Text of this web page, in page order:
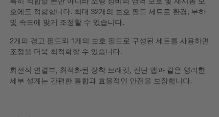
호에도 적합합니다. 최대 32개의 보호 필드 세트로 환경, 부하
및 속도에 맞게 조정할 수 있습니다.
2개의 경고 필드와 1개의 보호 필드로 구성된 세트를 사용하면
조정을 더욱 최적화할 수 있습니다.
회전식 연결부, 최적화된 장착 브래킷, 진단 앱과 같은 영리한
세부 설계는 간편한 통합과 효율적인 안전을 보장합니다.